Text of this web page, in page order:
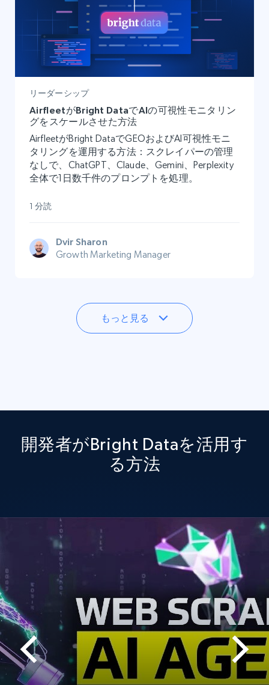
リーダーシップ
AirfleetがBright DataでAIの可視性モニタリン
グをスケールさせた方法
AirfleetがBright DataでGEOおよびAI可視性モニ
タリングを運用する方法：スクレイパーの管理
なしで、ChatGPT、Claude、Gemini、Perplexity
全体で1日数千件のプロンプトを処理。
1 分読
Dvir Sharon
Growth Marketing Manager
もっと見る
開発者がBright Dataを活用す
る方法